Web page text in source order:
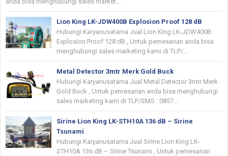
Lion King LK-JDW400B Explosion Proof 128 dB
Hubungi Karyanusatama Jual Lion King LK-JDW400B
Explosion Proof 128 dB , Untuk pemesanan anda bisa
menghubungi sales marketing kami di TLP/...
Metal Detector 3mtr Merk Gold Buck
Hubungi Karyanusatama Jual Metal Detector 3mtr Merk
Gold Buck , Untuk pemesanan anda bisa menghubungi
sales marketing kami di TLP/SMS : 0857...
Sirine Lion King LK-STH10A 136 dB – Sirine
Tsunami
Hubungi Karyanusatama Jual Sirine Lion King LK-
STH10A 136 dB – Sirine Tsunami , Untuk pemesanan